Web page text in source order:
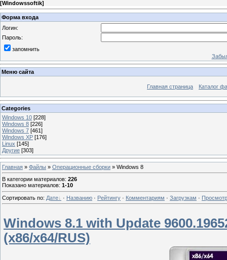
[Windowssoftik]
Форма входа
Логин:
Пароль:
запомнить
Меню сайта
Главная страница Каталог
Categories
Windows 10 [228]
Windows 8 [226]
Windows 7 [461]
Windows XP [176]
Linux [145]
Другие [303]
Главная » Файлы » Операционные сборки » Windows 8
В категории материалов: 226
Показано материалов: 1-10
Сортировать по: Дате · Названию · Рейтингу · Комментариям · Загрузкам ·
Windows 8.1 with Update
(x86/x64/RUS)